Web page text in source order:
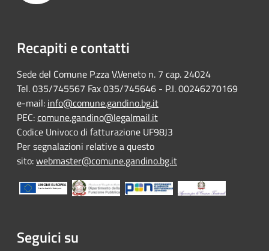
Recapiti e contatti
Sede del Comune P.zza V.Veneto n. 7 cap. 24024
Tel. 035/745567 Fax 035/745646 - P.I. 00246270169
e-mail: info@comune.gandino.bg.it
PEC:comune.gandino@legalmail.it
Codice Univoco di fatturazione UF98J3
Per segnalazioni relative a questo
sito:webmaster@comune.gandino.bg.it
Seguici su